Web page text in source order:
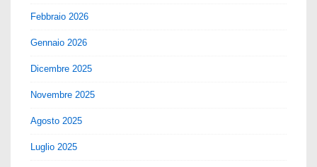
Febbraio 2026
Gennaio 2026
Dicembre 2025
Novembre 2025
Agosto 2025
Luglio 2025